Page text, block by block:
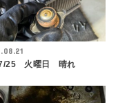
25 火曜日 晴れ